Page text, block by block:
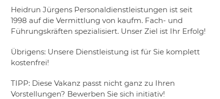
Heidrun Jürgens Personaldienstleistungen ist seit
1998 auf die Vermittlung von kaufm. Fach- und
Führungskräften spezialisiert. Unser Ziel ist Ihr Erfolg!
Übrigens: Unsere Dienstleistung ist für Sie komplett
kostenfrei!
TIPP: Diese Vakanz passt nicht ganz zu Ihren
Vorstellungen? Bewerben Sie sich initiativ!